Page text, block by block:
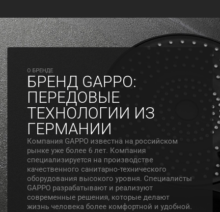
O БРЕНДЕ
БРЕНД GAPPO:
ПЕРЕДОВЫЕ
ТЕХНОЛОГИИ ИЗ
ГЕРМАНИИ
Компания GAPPO известна на российском
рынке уже более 6 лет. Компания
специализируется на производстве
качественного санитарно-технического
оборудования высокого уровня. Специалисты
GAPPO разрабатывают и реализуют
современные решения, которые делают
жизнь человека более комфортной и удобной.